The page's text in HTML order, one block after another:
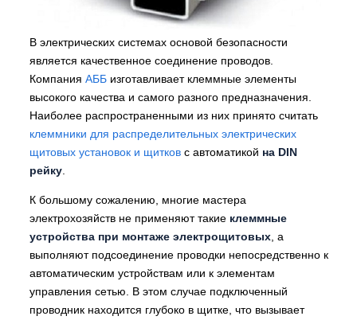
В электрических системах основой безопасности
является качественное соединение проводов.
Компания АББ изготавливает клеммные элементы
высокого качества и самого разного предназначения.
Наиболее распространенными из них принято считать
клеммники для распределительных электрических
щитовых установок и щитков с автоматикой на DIN
рейку.
К большому сожалению, многие мастера
электрохозяйств не применяют такие клеммные
устройства при монтаже электрощитовых, а
выполняют подсоединение проводки непосредственно к
автоматическим устройствам или к элементам
управления сетью. В этом случае подключенный
проводник находится глубоко в щитке, что вызывает